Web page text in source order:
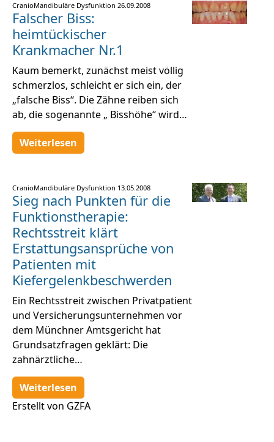
CranioMandibuläre Dysfunktion 26.09.2008
Falscher Biss:
heimtückischer
Krankmacher Nr.1
Kaum bemerkt, zunächst meist völlig
schmerzlos, schleicht er sich ein, der
„falsche Biss“. Die Zähne reiben sich
ab, die sogenannte „ Bisshöhe“ wird…
Weiterlesen
CranioMandibuläre Dysfunktion 13.05.2008
Sieg nach Punkten für die
Funktionstherapie:
Rechtsstreit klärt
Erstattungsansprüche von
Patienten mit
Kiefergelenkbeschwerden
Ein Rechtsstreit zwischen Privatpatient
und Versicherungsunternehmen vor
dem Münchner Amtsgericht hat
Grundsatzfragen geklärt: Die
zahnärztliche…
Weiterlesen
Erstellt von GZFA